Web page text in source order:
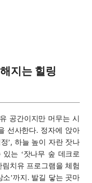
지는 힐링
공간이지만 머무는 시
선사한다. 정자에 앉아
’, 하늘 높이 자란 잣나
있는 ‘잣나무 숲 데크로
치유 프로그램을 체험
소’까지. 발길 닿는 곳마